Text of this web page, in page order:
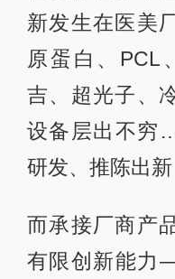
新发生在医美
原蛋白、PCL
吉、超光子、
设备层出不穷
研发、推陈出新
而承接厂商产
有限创新能力